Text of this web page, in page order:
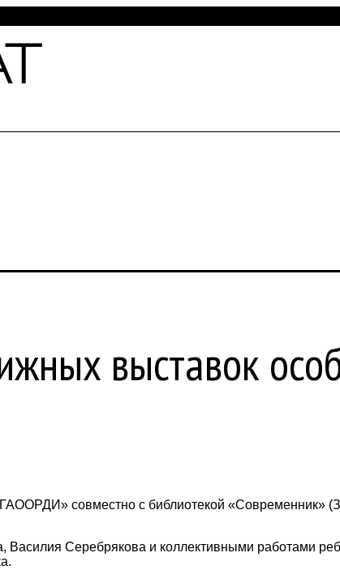
выставок
совместно с библиотекой «Современник»
Василия Серебрякова и коллективными работами